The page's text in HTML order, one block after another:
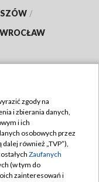
/
WROCŁAW
zgody na
i zbierania danych,
i ich
osobowych przez
również „TVP”),
Zaufanych
(w tym do
zainteresowań i